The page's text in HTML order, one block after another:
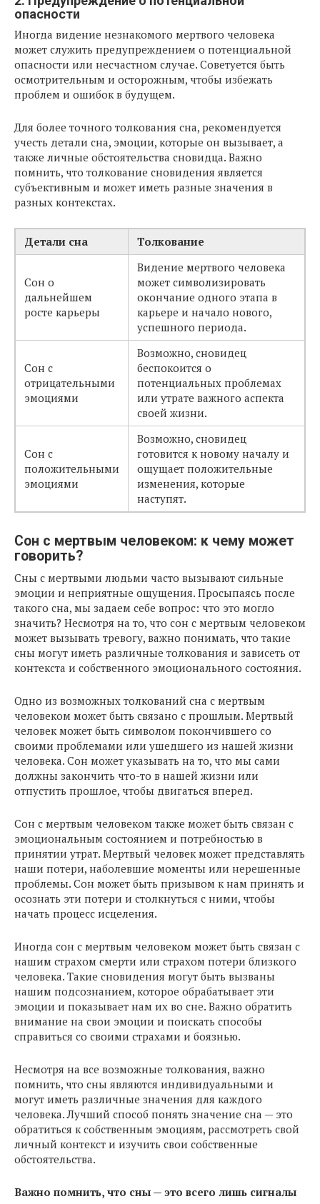
опасности
Иногда видение незнакомого мертвого человека
может служить предупреждением о потенциальной
опасности или несчастном случае. Советуется быть
осмотрительным и осторожным, чтобы избежать
проблем и ошибок в будущем.
Для более точного толкования сна, рекомендуется
учесть детали сна, эмоции, которые он вызывает, а
также личные обстоятельства сновидца. Важно
помнить, что толкование сновидения является
субъективным и может иметь разные значения в
разных контекстах.
Детали сна Толкование
Сон о
дальнейшем
росте карьеры
Видение мертвого человека
может символизировать
окончание одного этапа в
карьере и начало нового,
успешного периода.
Сон с
отрицательными
эмоциями
Возможно, сновидец
беспокоится о
потенциальных проблемах
или утрате важного аспекта
своей жизни.
Сон с
положительными
эмоциями
Возможно, сновидец
готовится к новому началу и
ощущает положительные
изменения, которые
наступят.
Сон с мертвым человеком: к чему может
говорить?
Сны с мертвыми людьми часто вызывают сильные
эмоции и неприятные ощущения. Просыпаясь после
такого сна, мы задаем себе вопрос: что это могло
значить? Несмотря на то, что сон с мертвым человеком
может вызывать тревогу, важно понимать, что такие
сны могут иметь различные толкования и зависеть от
контекста и собственного эмоционального состояния.
Одно из возможных толкований сна с мертвым
человеком может быть связано с прошлым. Мертвый
человек может быть символом покончившего со
своими проблемами или ушедшего из нашей жизни
человека. Сон может указывать на то, что мы сами
должны закончить что-то в нашей жизни или
отпустить прошлое, чтобы двигаться вперед.
Сон с мертвым человеком также может быть связан с
эмоциональным состоянием и потребностью в
принятии утрат. Мертвый человек может представлять
наши потери, наболевшие моменты или нерешенные
проблемы. Сон может быть призывом к нам принять и
осознать эти потери и столкнуться с ними, чтобы
начать процесс исцеления.
Иногда сон с мертвым человеком может быть связан с
нашим страхом смерти или страхом потери близкого
человека. Такие сновидения могут быть вызваны
нашим подсознанием, которое обрабатывает эти
эмоции и показывает нам их во сне. Важно обратить
внимание на свои эмоции и поискать способы
справиться со своими страхами и боязнью.
Несмотря на все возможные толкования, важно
помнить, что сны являются индивидуальными и
могут иметь различные значения для каждого
человека. Лучший способ понять значение сна — это
обратиться к собственным эмоциям, рассмотреть свой
личный контекст и изучить свои собственные
обстоятельства.
Важно помнить, что сны — это всего лишь сигналы